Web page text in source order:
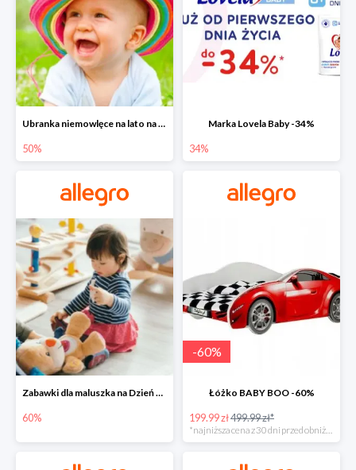
Ubranka niemowlęce na lato na Allegro do -50%
50%
Marka Lovela Baby -34%
34%
Zabawki dla maluszka na Dzień Dziecka na Allegro do -60%
60%
-60%
Łóżko BABY BOO -60%
199.99 zł499.99 zł*
*najniższa cena z 30 dni przed obniżką